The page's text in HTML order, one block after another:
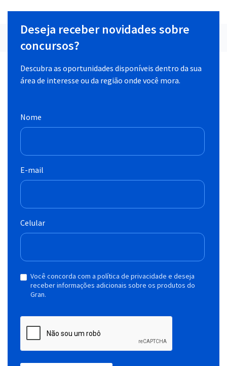
Deseja receber novidades sobre
concursos?
Descubra as oportunidades disponíveis dentro da sua
área de interesse ou da região onde você mora.
Nome
E-mail
Celular
Você concorda com a política de privacidade e deseja
receber informações adicionais sobre os produtos do
Gran.